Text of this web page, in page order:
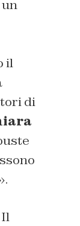
un
il
di
Il